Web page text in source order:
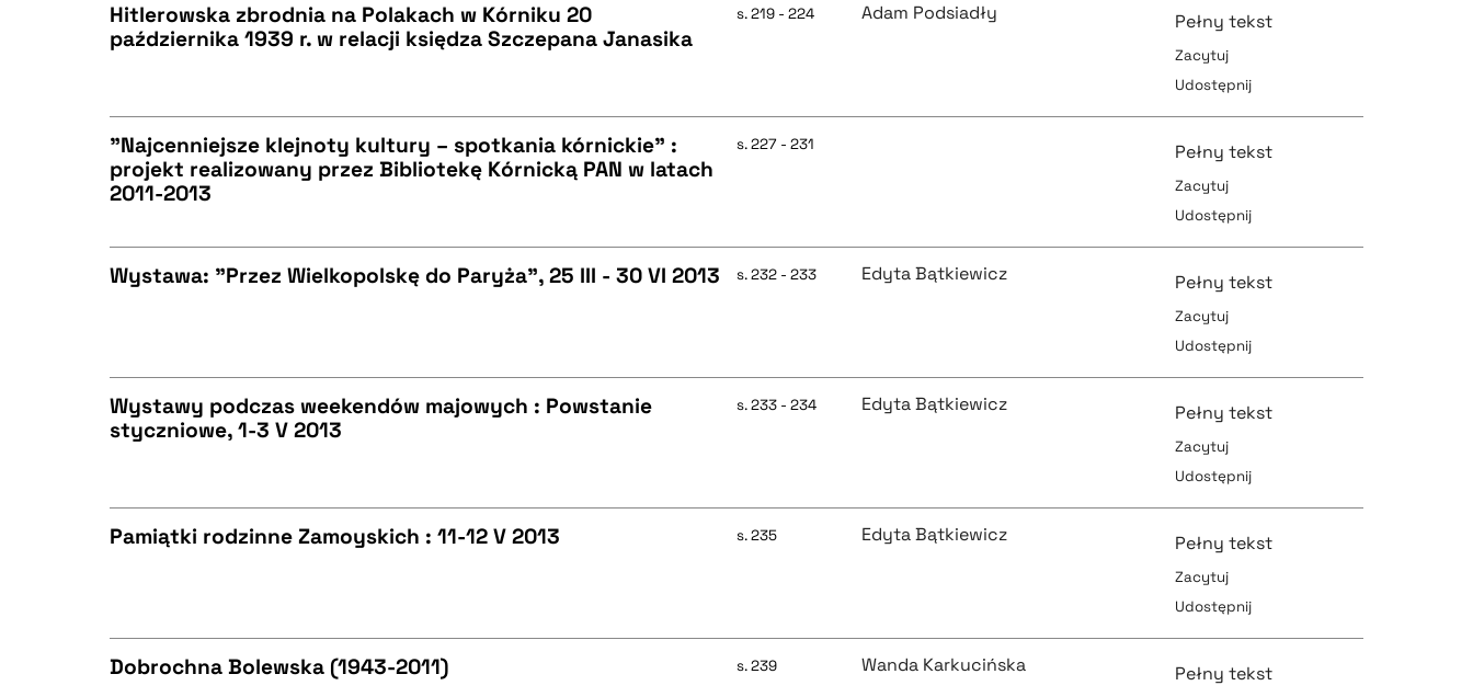
pobierz cytat
BIBTEX
Hitlerowska zbrodnia na Polakach w Kórniku 20
października 1939 r. w relacji księdza Szczepana Janasika
s. 219 - 224 Adam Podsiadły Pełny tekst
Zacytuj
Udostępnij
CZYSTY TEKST
pobierz cytat
"Najcenniejsze klejnoty kultury – spotkania kórnickie" :
projekt realizowany przez Bibliotekę Kórnicką PAN w latach
2011-2013
s. 227 - 231 Pełny tekst
Zacytuj
Udostępnij
pobierz cytat
Wystawa: "Przez Wielkopolskę do Paryża", 25 III - 30 VI 2013 s. 232 - 233 Edyta Bątkiewicz Pełny tekst
Zacytuj
Udostępnij
pobierz cytat
Wystawy podczas weekendów majowych : Powstanie
styczniowe, 1-3 V 2013
s. 233 - 234 Edyta Bątkiewicz Pełny tekst
Zacytuj
Udostępnij
pobierz cytat
Pamiątki rodzinne Zamoyskich : 11-12 V 2013 s. 235 Edyta Bątkiewicz Pełny tekst
Zacytuj
Udostępnij
Dobrochna Bolewska (1943-2011) s. 239 Wanda Karkucińska Pełny tekst